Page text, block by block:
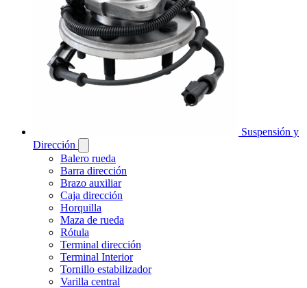
Suspensión y
Dirección
Balero rueda
Barra dirección
Brazo auxiliar
Caja dirección
Horquilla
Maza de rueda
Rótula
Terminal dirección
Terminal Interior
Tornillo estabilizador
Varilla central